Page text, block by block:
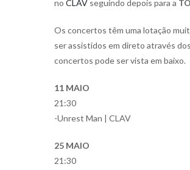
no CLAV seguindo depois para a
Os concertos têm uma lotação
ser assistidos em direto através
concertos pode ser vista em baixo.
11 MAIO
21:30
-Unrest Man | CLAV
25 MAIO
21:30